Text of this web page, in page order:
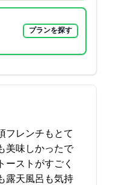
プランを探す
フレンチもとて
美味しかったで
ーストがすごく
露天風呂も気持